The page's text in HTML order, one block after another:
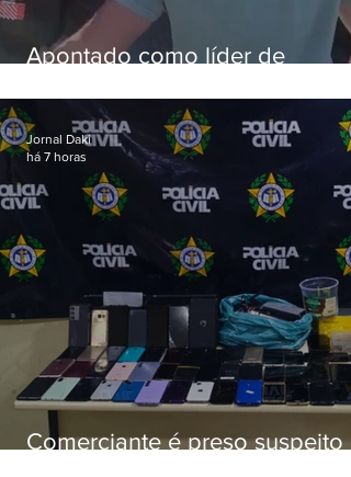
Apontado como líder de
aposentados é preso
Comerciante é preso suspeito
Jornal Daki
há 7 horas